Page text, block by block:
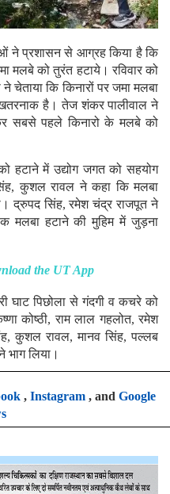
ने प्रशासन से आग्रह किया है कि
मलबे को तुरंत हटाये। रविवार को
चेताया कि किनारों पर जमा मलबा
है। तेज शंकर पालीवाल ने
सबसे पहले किनारो के मलबे को
हटाने में उद्योग जगत को सहयोग
कुशल रावल ने कहा कि मलबा
द्रुपद सिंह, रमेश चंद्र राजपूत ने
हटाने की मुहिम में जुड़ना
the UT App
घाट पिछोला से गंदगी व कचरे को
कोष्ठी, राम लाल गहलोत, रमेश
कुशल रावल, मानव सिंह, पल्लब
भाग लिया।
, Instagram, and Google